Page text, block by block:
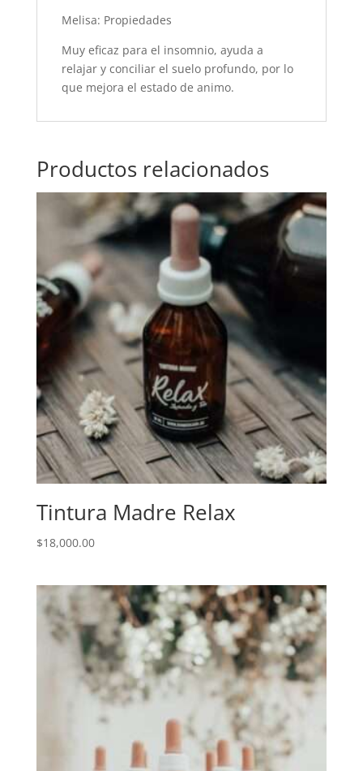
Melisa: Propiedades
Muy eficaz para el insomnio, ayuda a
relajar y conciliar el suelo profundo, por lo
que mejora el estado de animo.
Productos relacionados
Tintura Madre Relax
$18,000.00